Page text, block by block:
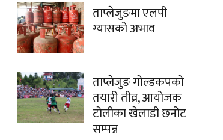
ताप्लेजुङमा एलपी
ग्यासको अभाव
ताप्लेजुङ गोल्डकपको
तयारी तीव्र, आयोजक
टोलीका खेलाडी छनोट
सम्पन्न